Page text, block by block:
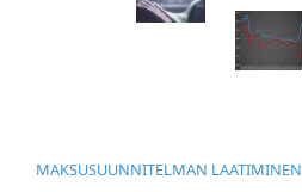
MAKSUSUUNNITELMAN LAATIMINEN